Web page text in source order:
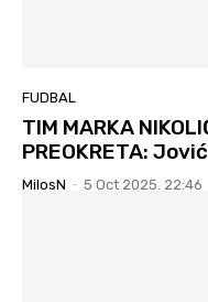
FUDBAL
TIM MARKA
PREOKRETA:
MilosN - 5 Oct 2025. 22:46